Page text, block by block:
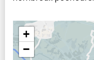
Aller après la carte
+
−